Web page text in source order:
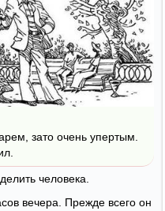
зато очень упертым.
человека.
вечера. Прежде всего он